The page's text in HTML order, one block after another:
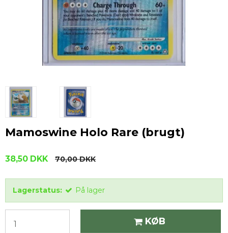
Mamoswine Holo Rare (brugt)
38,50 DKK 70,00 DKK
Lagerstatus: På lager
KØB